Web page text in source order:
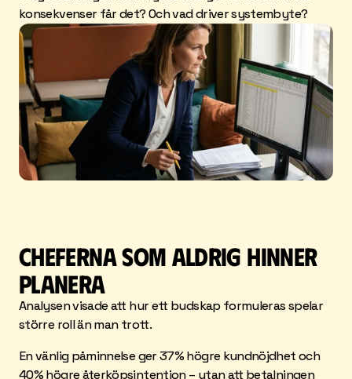
konsekvenser får det? Och vad driver systembyte?
CHEFERNA SOM ALDRIG HINNER
planera
Analysen visade att hur ett budskap formuleras spelar
större roll än man trott.
En vänlig påminnelse ger 37% högre kundnöjdhet och
40% högre återköpsintention – utan att betalningen